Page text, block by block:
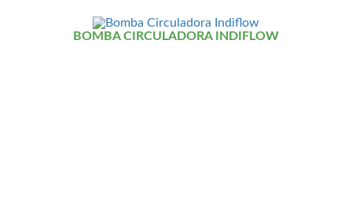
BOMBA CIRCULADORA INDIFLOW